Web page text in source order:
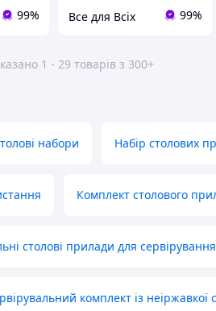
99% Все для Всіх 99%
1 - 29 товарів з 300+
набори Набір столових
Комплект столового
столові прилади для сервірування
комплект із неіржавкої